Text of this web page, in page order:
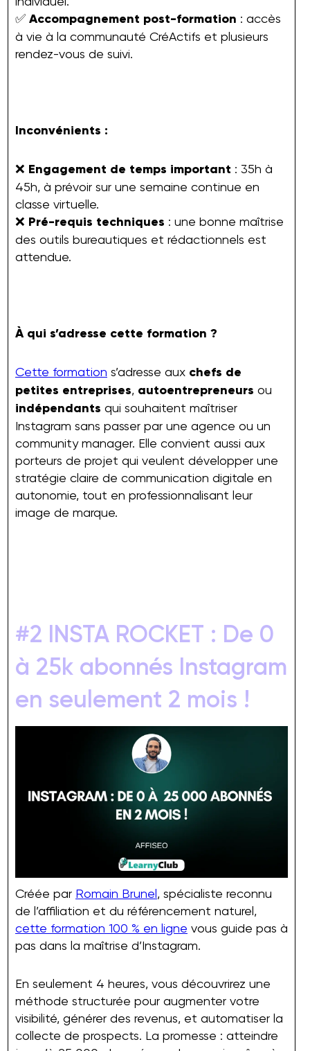
✅ Accompagnement post-formation : accès
à vie à la communauté CréActifs et plusieurs
rendez-vous de suivi.
Inconvénients :
❌ Engagement de temps important : 35h à
45h, à prévoir sur une semaine continue en
classe virtuelle.
❌ Pré-requis techniques : une bonne maîtrise
des outils bureautiques et rédactionnels est
attendue.
À qui s’adresse cette formation ?
Cette formation s’adresse aux chefs de
petites entreprises, autoentrepreneurs ou
indépendants qui souhaitent maîtriser
Instagram sans passer par une agence ou un
community manager. Elle convient aussi aux
porteurs de projet qui veulent développer une
stratégie claire de communication digitale en
autonomie, tout en professionnalisant leur
image de marque.
#2 INSTA ROCKET : De 0
à 25k abonnés Instagram
en seulement 2 mois !
Créée par Romain Brunel, spécialiste reconnu
de l’affiliation et du référencement naturel,
cette formation 100 % en ligne vous guide pas à
pas dans la maîtrise d’Instagram.
En seulement 4 heures, vous découvrirez une
méthode structurée pour augmenter votre
visibilité, générer des revenus, et automatiser la
collecte de prospects. La promesse : atteindre